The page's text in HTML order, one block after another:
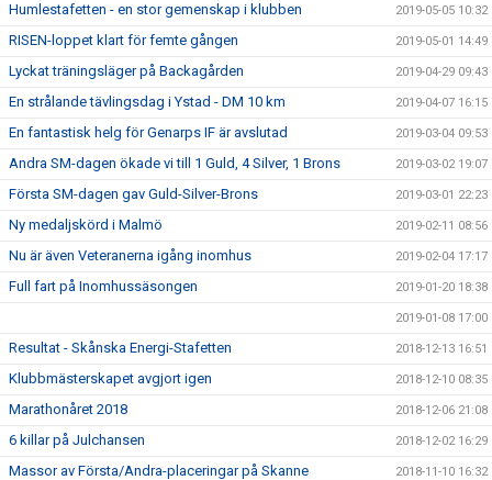
Humlestafetten - en stor gemenskap i klubben 2019-05-05 10:32
RISEN-loppet klart för femte gången 2019-05-01 14:49
Lyckat träningsläger på Backagården 2019-04-29 09:43
En strålande tävlingsdag i Ystad - DM 10 km 2019-04-07 16:15
En fantastisk helg för Genarps IF är avslutad 2019-03-04 09:53
Andra SM-dagen ökade vi till 1 Guld, 4 Silver, 1 Brons 2019-03-02 19:07
Första SM-dagen gav Guld-Silver-Brons 2019-03-01 22:23
Ny medaljskörd i Malmö 2019-02-11 08:56
Nu är även Veteranerna igång inomhus 2019-02-04 17:17
Full fart på Inomhussäsongen 2019-01-20 18:38
2019-01-08 17:00
Resultat - Skånska Energi-Stafetten 2018-12-13 16:51
Klubbmästerskapet avgjort igen 2018-12-10 08:35
Marathonåret 2018 2018-12-06 21:08
6 killar på Julchansen 2018-12-02 16:29
Massor av Första/Andra-placeringar på Skanne 2018-11-10 16:32